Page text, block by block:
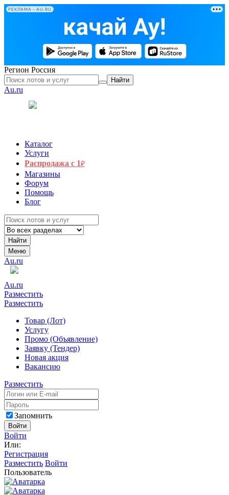
РЕКЛАМА • AU.RU
Регион Россия
Найти
Au.ru
Каталог
Услуги
Распродажа с 1₽
Магазины
Форум
Помощь
Блог
Найти
Меню
Au.ru
Au.ru
Разместить
Разместить
Товар (Лот)
Услугу
Промо (Объявление)
Заявку (Тендер)
Новая акция
Вакансию
Разместить
Запомнить
Войти
Войти
Или:
Регистрация
Разместить Войти
Пользователь